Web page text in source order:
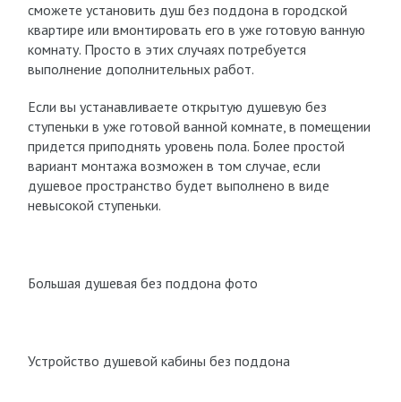
сможете установить душ без поддона в городской
квартире или вмонтировать его в уже готовую ванную
комнату. Просто в этих случаях потребуется
выполнение дополнительных работ.
Если вы устанавливаете открытую душевую без
ступеньки в уже готовой ванной комнате, в помещении
придется приподнять уровень пола. Более простой
вариант монтажа возможен в том случае, если
душевое пространство будет выполнено в виде
невысокой ступеньки.
Большая душевая без поддона фото
Устройство душевой кабины без поддона